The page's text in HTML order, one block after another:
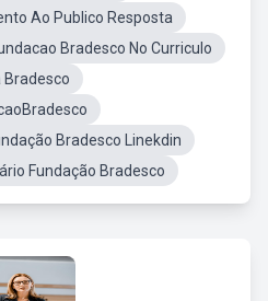
Ao Publico Resposta
Bradesco No Curriculo
Bradesco
Bradesco Linekdin
Fundação Bradesco